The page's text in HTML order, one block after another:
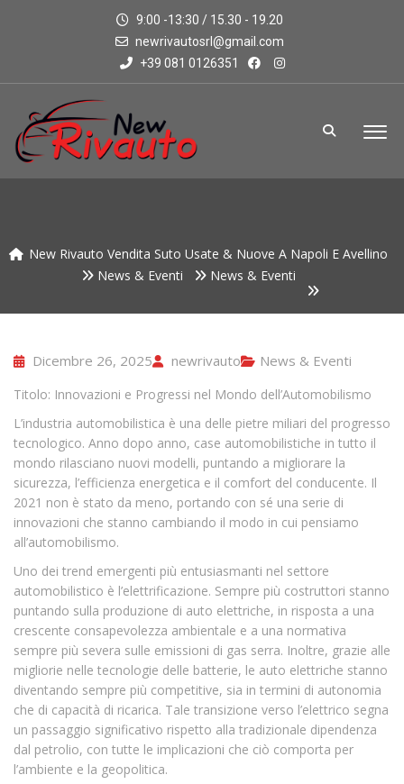
9:00 -13:30 / 15.30 - 19.20
newrivautosrl@gmail.com
+39 081 0126351
New Rivauto Vendita Suto Usate & Nuove A Napoli E Avellino
News & Eventi
News & Eventi
Dicembre 26, 2025 newrivauto News & Eventi
Titolo: Innovazioni e Progressi nel Mondo dell’Automobilismo
L’industria automobilistica è una delle pietre miliari del progresso
tecnologico. Anno dopo anno, case automobilistiche in tutto il
mondo rilasciano nuovi modelli, puntando a migliorare la
sicurezza, l’efficienza energetica e il comfort del conducente. Il
2021 non è stato da meno, portando con sé una serie di
innovazioni che stanno cambiando il modo in cui pensiamo
all’automobilismo.
Uno dei trend emergenti più entusiasmanti nel settore
automobilistico è l’elettrificazione. Sempre più costruttori stanno
puntando sulla produzione di auto elettriche, in risposta a una
crescente consapevolezza ambientale e a una normativa
sempre più severa sulle emissioni di gas serra. Inoltre, grazie alle
migliorie nelle tecnologie delle batterie, le auto elettriche stanno
diventando sempre più competitive, sia in termini di autonomia
che di capacità di ricarica. Tale transizione verso l’elettrico segna
un passaggio significativo rispetto alla tradizionale dipendenza
dal petrolio, con tutte le implicazioni che ciò comporta per
l’ambiente e la geopolitica.